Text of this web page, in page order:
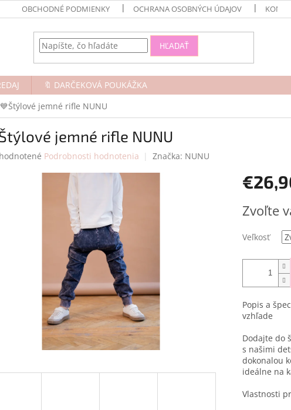
OBCHODNÉ PODMIENKY OCHRANA OSOBNÝCH ÚDAJOV
HĽADAŤ
🔖 DARČEKOVÁ POUKÁŽKA
💙Štýlové jemné rifle NUNU
jemné rifle NUNU
Podrobnosti hodnotenia Značka: NUNU
cena:
Zvoľte
Veľkosť
Popis a
vzhľade
Dodajte do
s našimi
dokonalou
ideálne na
Vlastnosti